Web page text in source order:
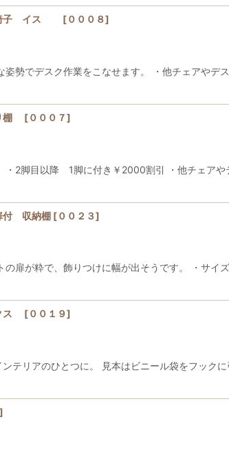
椅子 イス [０００８]
勢でデスク作業をこなせます。 ・他チェアやデ
棚 [０００７]
・2脚目以降 1脚に付き￥2000割引 ・他チェア
付 収納棚 [００２３]
扉が粋で、飾りつけに幅が出そうです。 ・サイ
ス [００１９]
テリアのひとつに。 見本はビニール袋をフック
]